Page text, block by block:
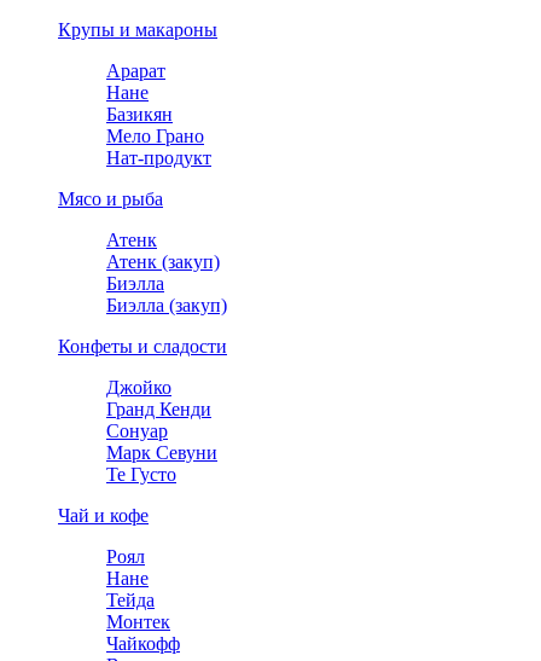
Крупы и макароны
Арарат
Нане
Базикян
Мело Грано
Нат-продукт
Мясо и рыба
Атенк
Атенк (закуп)
Биэлла
Биэлла (закуп)
Конфеты и сладости
Джойко
Гранд Кенди
Сонуар
Марк Севуни
Те Густо
Чай и кофе
Роял
Нане
Тейда
Монтек
Чайкофф